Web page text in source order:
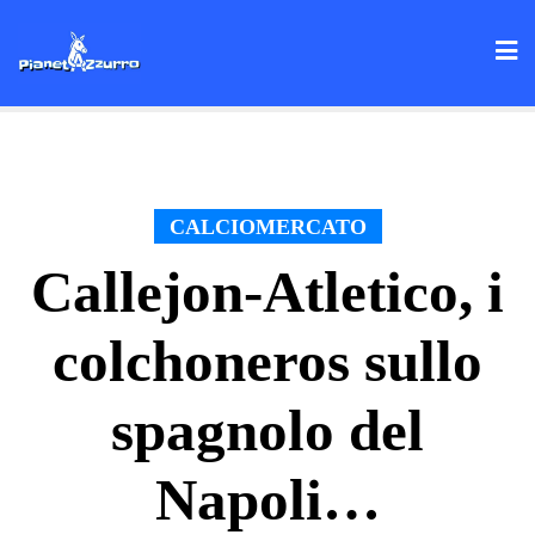
CALCIOMERCATO
Callejon-Atletico, i
colchoneros sullo
spagnolo del
Napoli…